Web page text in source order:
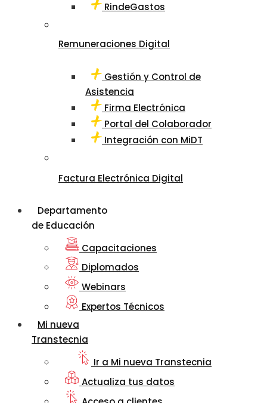
RindeGastos
Remuneraciones Digital
Gestión y Control de
Asistencia
Firma Electrónica
Portal del Colaborador
Integración con MiDT
Factura Electrónica Digital
Departamento
de Educación
Capacitaciones
Diplomados
Webinars
Expertos Técnicos
Mi nueva
Transtecnia
Ir a Mi nueva Transtecnia
Actualiza tus datos